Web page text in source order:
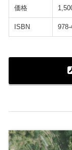
価格
ISBN 978-